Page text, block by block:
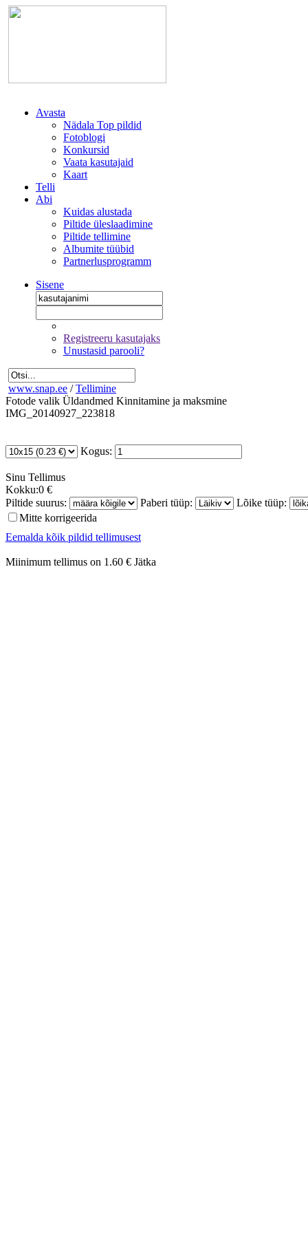
Avasta
Nädala Top pildid
Fotoblogi
Konkursid
Vaata kasutajaid
Kaart
Telli
Abi
Kuidas alustada
Piltide üleslaadimine
Piltide tellimine
Albumite tüübid
Partnerlusprogramm
Sisene
Registreeru kasutajaks
Unustasid parooli?
www.snap.ee / Tellimine
Fotode valik Üldandmed Kinnitamine ja maksmine
IMG_20140927_223818
Kogus:
Sinu Tellimus
Kokku:0 €
Piltide suurus:
Paberi tüüp:
Lõike tüüp:
Mitte korrigeerida
Eemalda kõik pildid tellimusest
Miinimum tellimus on 1.60 € Jätka